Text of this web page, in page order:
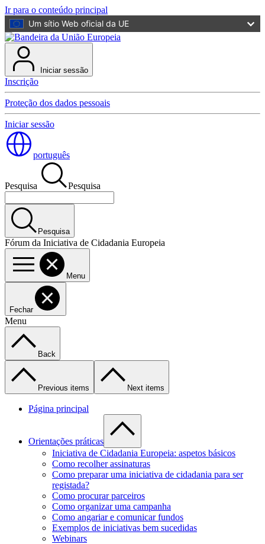
Ir para o conteúdo principal
Um sítio Web oficial da UE
Iniciar sessão
Inscrição
Proteção dos dados pessoais
Iniciar sessão
português
Pesquisa Pesquisa
Pesquisa
Fórum da Iniciativa de Cidadania Europeia
Menu
Fechar
Menu
Back
Previous items Next items
Página principal
Orientações práticas
Iniciativa de Cidadania Europeia: aspetos básicos
Como recolher assinaturas
Como preparar uma iniciativa de cidadania para ser
registada?
Como procurar parceiros
Como organizar uma campanha
Como angariar e comunicar fundos
Exemplos de iniciativas bem sucedidas
Webinars